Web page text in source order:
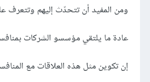
ومن المفيد أن تتحدّث إليهم
عادة ما يلتقي مؤسسو الشركات
إن تكوين مثل هذه العلاقات مع